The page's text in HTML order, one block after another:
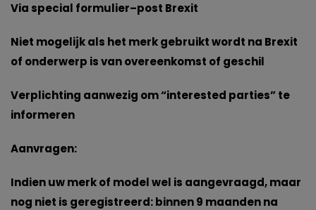
Via special formulier–post Brexit
Niet mogelijk als het merk gebruikt wordt na Brexit
of onderwerp is van overeenkomst of geschil
Verplichting aanwezig om “interested parties” te
informeren
Aanvragen:
Indien uw merk of model wel is aangevraagd, maar
nog niet is geregistreerd: binnen 9 maanden na